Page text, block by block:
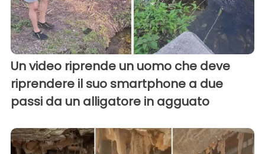
Un video riprende un uomo che deve
riprendere il suo smartphone a due
passi da un alligatore in agguato